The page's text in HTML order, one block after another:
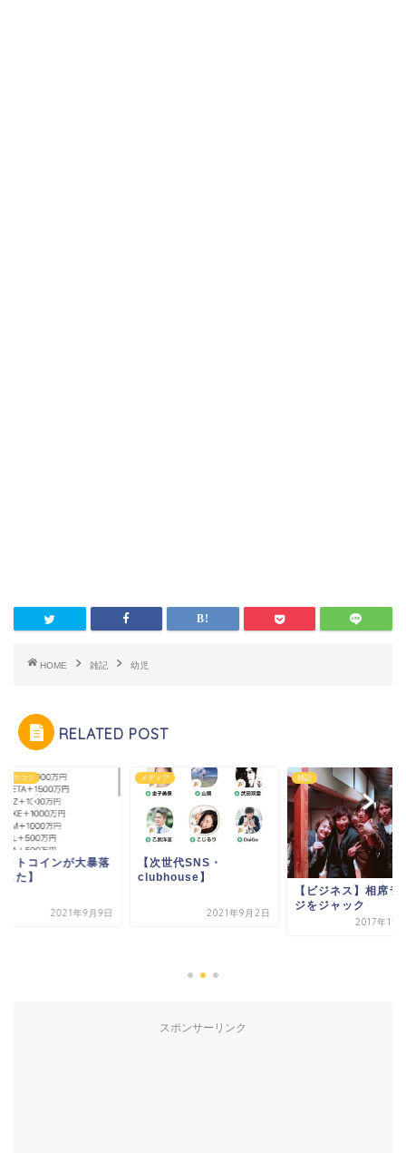
HOME 雑記 幼児
RELATED POST
スのコツ
ットコインが大暴落
た】
2021年9月9日
メディア
【次世代SNS・
clubhouse】
2021年9月2日
雑記
【ビジネス】相席ラ
ジをジャック
2017年11
スポンサーリンク